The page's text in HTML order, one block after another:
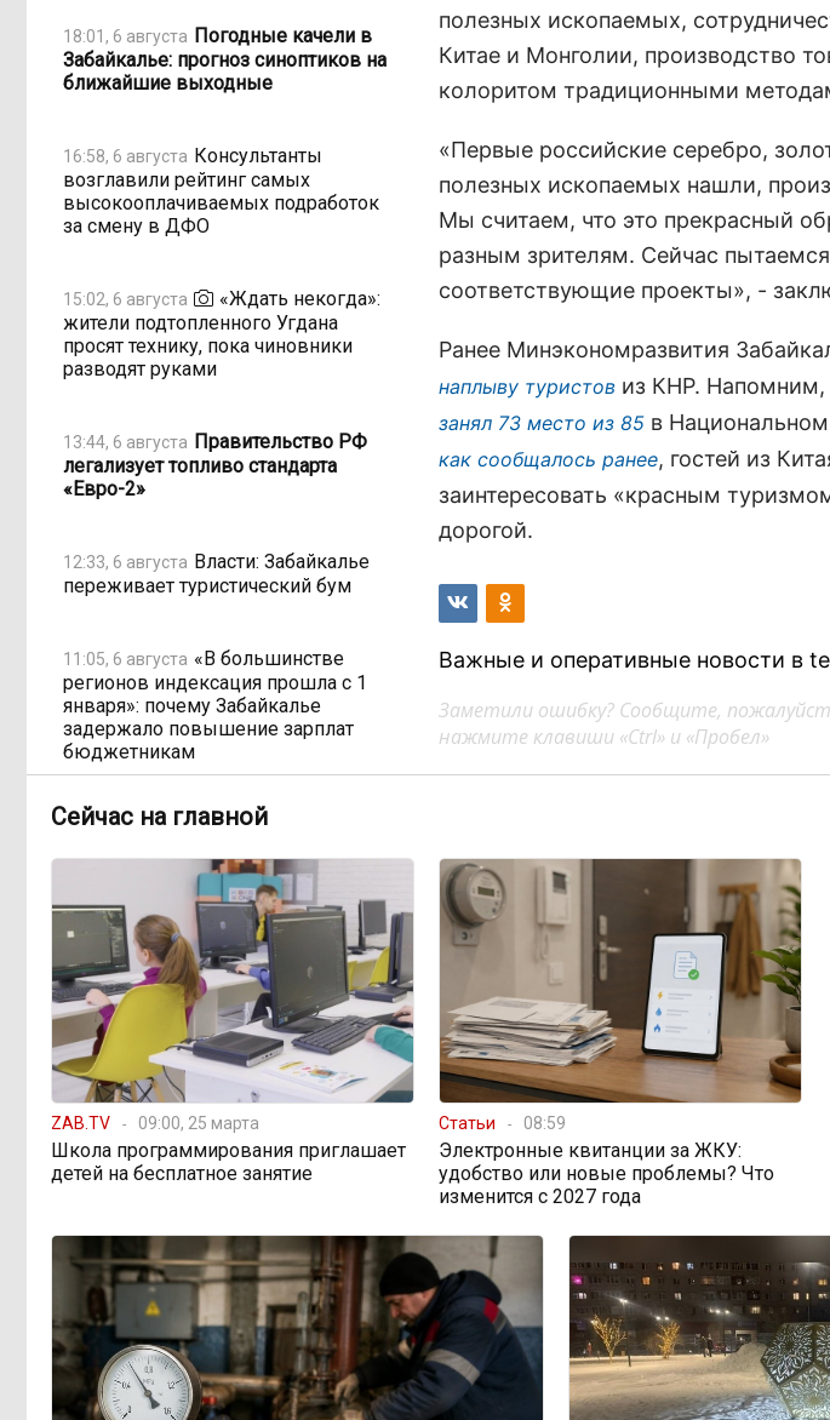
18:01, 6 августа Погодные качели в
Забайкалье: прогноз синоптиков на
ближайшие выходные
16:58, 6 августа Консультанты
возглавили рейтинг самых
высокооплачиваемых подработок
за смену в ДФО
15:02, 6 августа
«Ждать некогда»:
жители подтопленного Угдана
просят технику, пока чиновники
разводят руками
13:44, 6 августа Правительство РФ
легализует топливо стандарта
«Евро-2»
12:33, 6 августа Власти: Забайкалье
переживает туристический бум
11:05, 6 августа «В большинстве
регионов индексация прошла с 1
января»: почему Забайкалье
задержало повышение зарплат
бюджетникам
10:16, 6 августа
В Каларском
попали под уголовные дела
08:38, 6 августа 598 миллионов
улетели в Омск: как Забайкалье
провалило «Чистый воздух»
08:15, 6 августа
Депутат Госдумы
объяснил «неполноценность»
женщин библейским сюжетом
08:10, 6 августа Прокуратура начала
19:02, 5 августа Когда ждать денег?
Забайкалье — в списке регионов,
где бюджетники могут остаться без
выплат
полезных ископаемых,
Китае и Монголии, производство
колоритом традиционными
«Первые российские серебро,
полезных ископаемых нашли,
Мы считаем, что это прекрасный
разным зрителям. Сейчас пытаемся
соответствующие проекты», -
Ранее Минэкономразвития
наплыву туристов из КНР. Напомним,
занял 73 место из 85 в
как сообщалось ранее, гостей из
заинтересовать «красным
дорогой.
Важные и оперативные новости в
Заметили ошибку? Сообщите,
нажмите клавиши «Ctrl» и «Пробел»
Сейчас на главной
ZAB.TV 09:00, 25 марта
Школа программирования приглашает
детей на бесплатное занятие
Статьи 08:59
Электронные квитанции за ЖКУ:
удобство или новые проблемы? Что
изменится с 2027 года